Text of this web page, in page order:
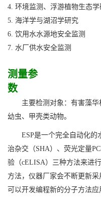
4. 环境监测、浮游植物生态学
5. 海洋学与湖沼学研究
6. 饮用水水源地安全监测
7. 水厂供水安全监测
测量参
数
主要检测对象：有害藻
幼虫、甲壳类动物。
ESP是一个完全自动化的
治杂交（SHA）、荧光定量
验（cELISA）三种方法来进
方法，仪器厂家会不断更新
可以开发编程新的分子方法应